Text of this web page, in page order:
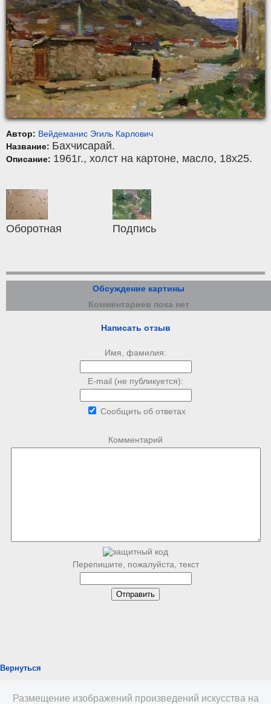
Автор: Вейдеманис Эгиль Карлович
Название: Бахчисарай.
Описание: 1961г., холст на картоне, масло, 18x25.
Оборотная Подпись
Обсуждение картины
Комментариев пока нет
Написать отзыв
Имя, фамилия:
E-mail (не публикуется):
Сообщить об ответах
Комментарий
Перепишите, пожалуйста, текст
Вернуться
Размещение изображений произведений искусства на